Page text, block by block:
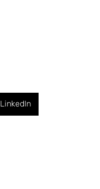
LinkedIn